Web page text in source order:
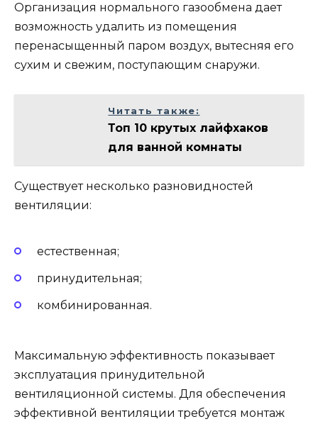
Организация нормального газообмена дает
возможность удалить из помещения
перенасыщенный паром воздух, вытесняя его
сухим и свежим, поступающим снаружи.
Читать также:
Топ 10 крутых лайфхаков
для ванной комнаты
Существует несколько разновидностей
вентиляции:
естественная;
принудительная;
комбинированная.
Максимальную эффективность показывает
эксплуатация принудительной
вентиляционной системы. Для обеспечения
эффективной вентиляции требуется монтаж